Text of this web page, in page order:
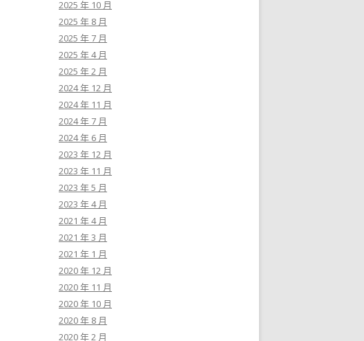
2025 年 10 月
2025 年 8 月
2025 年 7 月
2025 年 4 月
2025 年 2 月
2024 年 12 月
2024 年 11 月
2024 年 7 月
2024 年 6 月
2023 年 12 月
2023 年 11 月
2023 年 5 月
2023 年 4 月
2021 年 4 月
2021 年 3 月
2021 年 1 月
2020 年 12 月
2020 年 11 月
2020 年 10 月
2020 年 8 月
2020 年 2 月